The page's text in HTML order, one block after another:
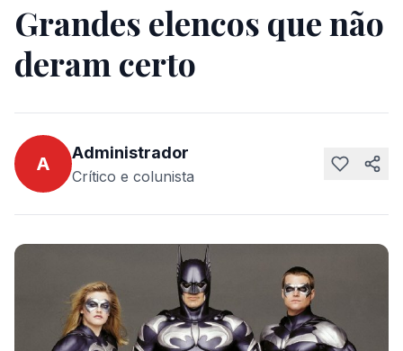
Grandes elencos que não
deram certo
A
Administrador
Crítico e colunista